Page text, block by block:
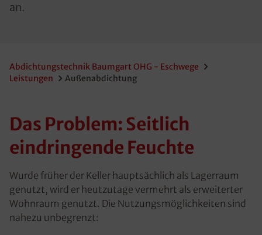
an.
Abdichtungstechnik Baumgart OHG - Eschwege
Leistungen
Außenabdichtung
Das Problem: Seitlich
eindringende Feuchte
Wurde früher der Keller hauptsächlich als Lagerraum
genutzt, wird er heutzutage vermehrt als erweiterter
Wohnraum genutzt. Die Nutzungsmöglichkeiten sind
nahezu unbegrenzt: